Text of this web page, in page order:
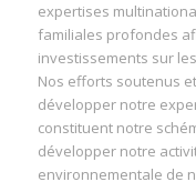
expertises
familiales profondes
investissements sur
Nos efforts soutenus
développer notre
constituent notre
développer notre
environnementale de